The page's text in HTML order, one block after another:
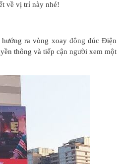
về vị trí này nhé!
ra vòng xoay đông đúc Điện
thông và tiếp cận người xem một